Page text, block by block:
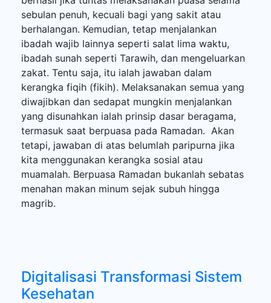
sebulan penuh, kecuali bagi yang sakit atau
berhalangan. Kemudian, tetap menjalankan
ibadah wajib lainnya seperti salat lima waktu,
ibadah sunah seperti Tarawih, dan mengeluarkan
zakat. Tentu saja, itu ialah jawaban dalam
kerangka fiqih (fikih). Melaksanakan semua yang
diwajibkan dan sedapat mungkin menjalankan
yang disunahkan ialah prinsip dasar beragama,
termasuk saat berpuasa pada Ramadan. Akan
tetapi, jawaban di atas belumlah paripurna jika
kita menggunakan kerangka sosial atau
muamalah. Berpuasa Ramadan bukanlah sebatas
menahan makan minum sejak subuh hingga
magrib.
Digitalisasi Transformasi Sistem
Kesehatan